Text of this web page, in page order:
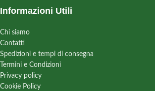
Informazioni Utili
Chi siamo
Contatti
Spedizioni e tempi di consegna
Termini e Condizioni
Privacy policy
Cookie Policy